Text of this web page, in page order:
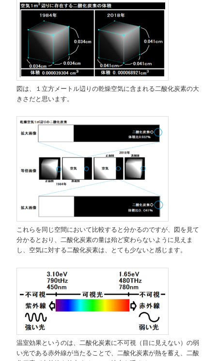
図は、１立方メートル辺りの乾燥空気に含まれる二酸化炭素の大
きさだと思います。
これらを同じ空間において比較すると分かるのですが、図を見て
分かるとおり、二酸化炭素の量は殆ど変わらないように見えま
し、空気に対する二酸化炭素は、とても少ないと感じます。
温室効果というのは、二酸化炭素に不可視（目に見えない）の弱
い光である赤外線が当たることで、二酸化炭素が熱を蓄え、二酸